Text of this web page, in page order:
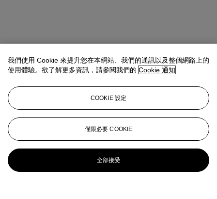
我們使用 Cookie 來提升您在本網站、我們的通訊以及整個網路上的
使用體驗。欲了解更多資訊，請參閱我們的 Cookie 通知
COOKIE 設定
僅限必要 COOKIE
全部接受